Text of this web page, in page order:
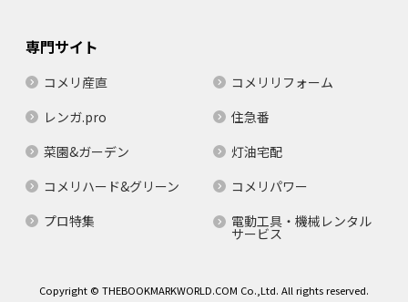
専門サイト
コメリ産直
コメリリフォーム
レンガ.pro
住急番
菜園&ガーデン
灯油宅配
コメリハード&グリーン
コメリパワー
プロ特集
電動工具・機械レンタル
サービス
Copyright © THEBOOKMARKWORLD.COM Co.,Ltd. All rights reserved.